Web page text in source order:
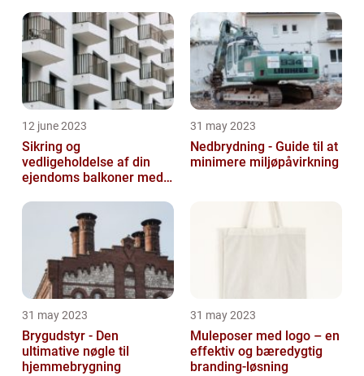
12 june 2023
Sikring og
vedligeholdelse af din
ejendoms balkoner med
31 may 2023
Nedbrydning - Guide til at
minimere miljøpåvirkning
31 may 2023
Brygudstyr - Den
ultimative nøgle til
hjemmebrygning
31 may 2023
Muleposer med logo – en
effektiv og bæredygtig
branding-løsning